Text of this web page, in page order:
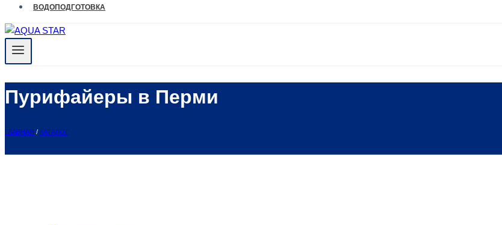
ВОДОПОДГОТОВКА
Пурифайеры в Перми
ГЛАВНАЯ / КАТАЛОГ